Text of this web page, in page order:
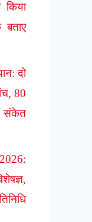
किया
दो
80
संकेत